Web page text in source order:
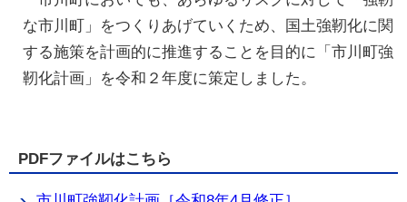
な市川町」をつくりあげていくため、国土強靭化に関
する施策を計画的に推進することを目的に「市川町強
靭化計画」を令和２年度に策定しました。
PDFファイルはこちら